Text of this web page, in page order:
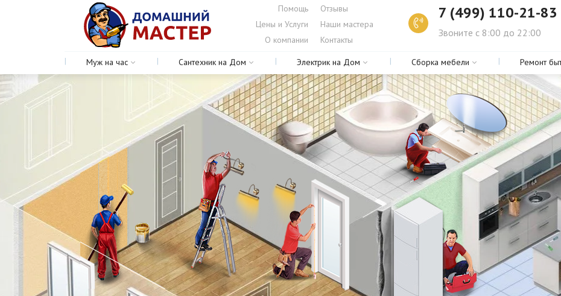
Помощь
Отзывы
Цены и Услуги
Наши мастера
О компании
Контакты
7 (499) 110-21-83
Звоните с 8:00 до 22:00
Муж на час Сантехник на Дом Электрик на Дом Сборка мебели Ремонт